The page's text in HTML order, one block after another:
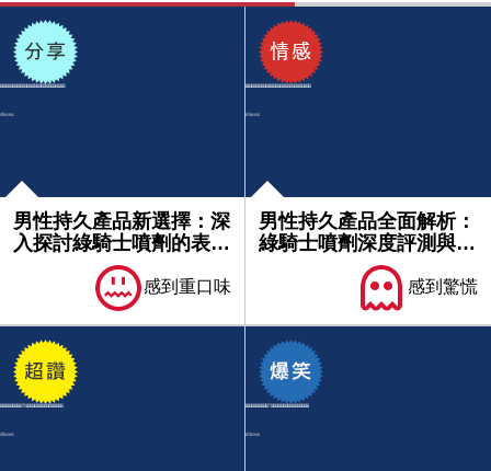
男性持久產品新選擇：深
入探討綠騎士噴劑的表現
感到重口味
男性持久產品全面解析：
綠騎士噴劑深度評測與使
感到驚慌